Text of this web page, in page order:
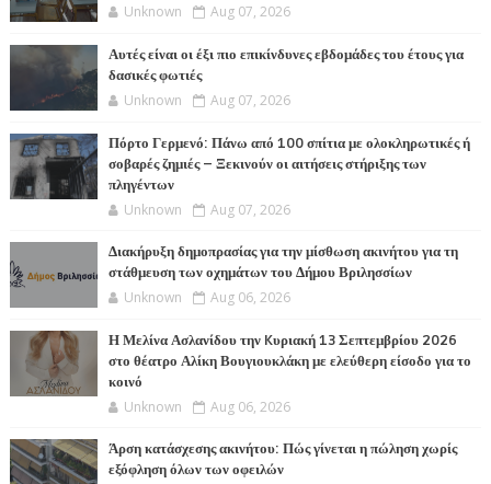
Unknown Aug 07, 2026
Αυτές είναι οι έξι πιο επικίνδυνες εβδομάδες του έτους για
δασικές φωτιές
Unknown Aug 07, 2026
Πόρτο Γερμενό: Πάνω από 100 σπίτια με ολοκληρωτικές ή
σοβαρές ζημιές – Ξεκινούν οι αιτήσεις στήριξης των
πληγέντων
Unknown Aug 07, 2026
Διακήρυξη δημοπρασίας για την μίσθωση ακινήτου για τη
στάθμευση των οχημάτων του Δήμου Βριλησσίων
Unknown Aug 06, 2026
Η Μελίνα Ασλανίδου την Kυριακή 13 Σεπτεμβρίου 2026
στο θέατρο Αλίκη Βουγιουκλάκη με ελεύθερη είσοδο για το
κοινό
Unknown Aug 06, 2026
Άρση κατάσχεσης ακινήτου: Πώς γίνεται η πώληση χωρίς
εξόφληση όλων των οφειλών